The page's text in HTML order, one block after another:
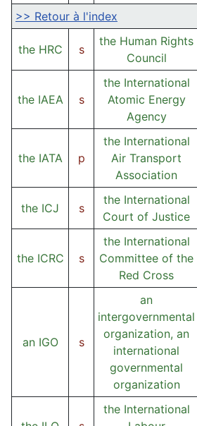
>> Retour à l'index
the HRC s
the Human Rights
Council
the IAEA s
the International
Atomic Energy
Agency
the IATA p
the International
Air Transport
Association
the ICJ s
the International
Court of Justice
the ICRC s
the International
Committee of the
Red Cross
an IGO s
an
intergovernmental
organization, an
international
governmental
organization
the International